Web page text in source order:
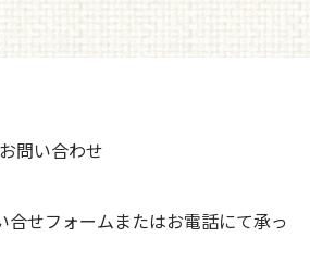
お問い合わせ
せフォームまたはお電話にて承っ